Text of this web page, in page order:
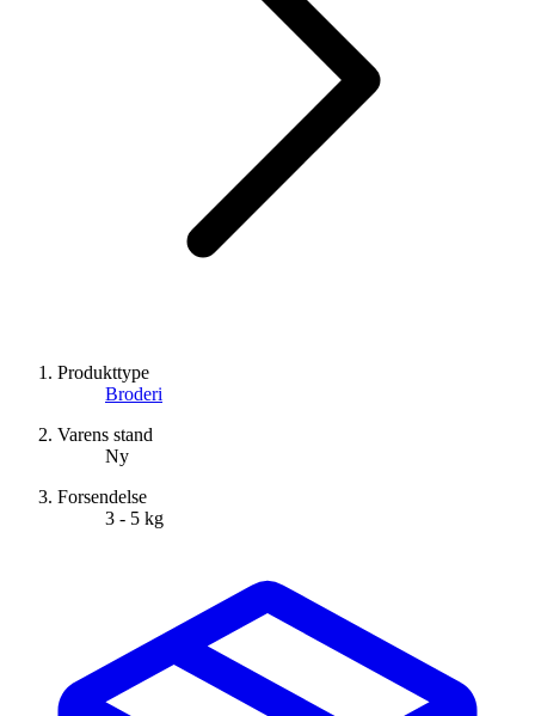
Produkttype
Broderi
Varens stand
Ny
Forsendelse
3 - 5 kg